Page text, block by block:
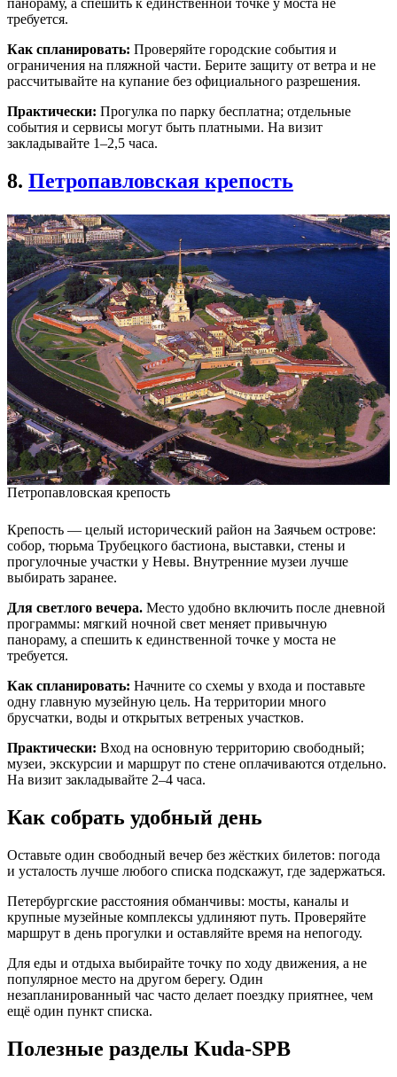
требуется.
Как спланировать: Проверяйте городские события и
ограничения на пляжной части. Берите защиту от ветра и не
рассчитывайте на купание без официального разрешения.
Практически: Прогулка по парку бесплатна; отдельные
события и сервисы могут быть платными. На визит
закладывайте 1–2,5 часа.
8. Петропавловская крепость
Петропавловская крепость
Крепость — целый исторический район на Заячьем острове:
собор, тюрьма Трубецкого бастиона, выставки, стены и
прогулочные участки у Невы. Внутренние музеи лучше
выбирать заранее.
Для светлого вечера. Место удобно включить после дневной
программы: мягкий ночной свет меняет привычную
панораму, а спешить к единственной точке у моста не
требуется.
Как спланировать: Начните со схемы у входа и поставьте
одну главную музейную цель. На территории много
брусчатки, воды и открытых ветреных участков.
Практически: Вход на основную территорию свободный;
музеи, экскурсии и маршрут по стене оплачиваются отдельно.
На визит закладывайте 2–4 часа.
Как собрать удобный день
Оставьте один свободный вечер без жёстких билетов: погода
и усталость лучше любого списка подскажут, где задержаться.
Петербургские расстояния обманчивы: мосты, каналы и
крупные музейные комплексы удлиняют путь. Проверяйте
маршрут в день прогулки и оставляйте время на непогоду.
Для еды и отдыха выбирайте точку по ходу движения, а не
популярное место на другом берегу. Один
незапланированный час часто делает поездку приятнее, чем
ещё один пункт списка.
Полезные разделы Kuda-SPB